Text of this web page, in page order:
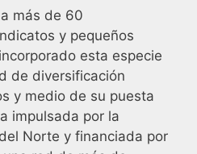
más de 60
y pequeños
esta especie
de diversificación
y medio de su puesta
impulsada por la
Norte y financiada por